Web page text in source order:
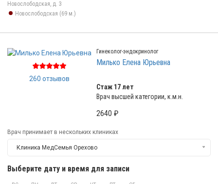
Новослободская, д. 3
Новослободская (69 м.)
260 отзывов
Гинеколог-эндокринолог
Милько Елена Юрьевна
Стаж 17 лет
Врач высшей категории, к.м.н.
2640 ₽
Врач принимает в нескольких клиниках
Клиника МедСемья Орехово
Выберите дату и время для записи